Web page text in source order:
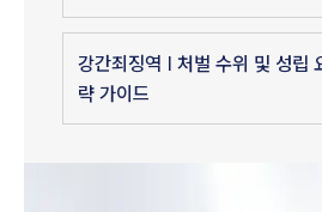
강간죄징역 | 처벌 수위 및 성립
략 가이드